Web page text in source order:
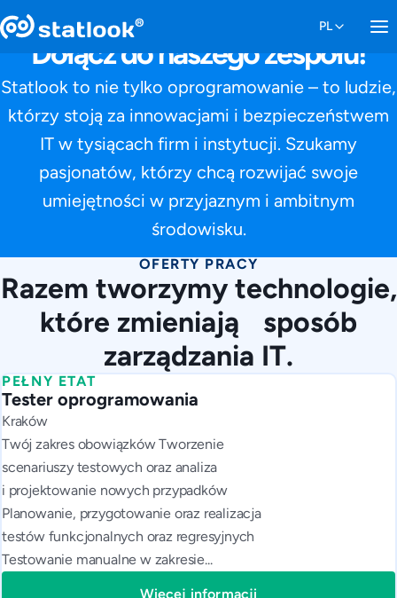
Dołącz do naszego zespołu!
Statlook to nie tylko oprogramowanie – to ludzie,
którzy stoją za innowacjami i bezpieczeństwem
IT w tysiącach firm i instytucji. Szukamy
pasjonatów, którzy chcą rozwijać swoje
umiejętności w przyjaznym i ambitnym
środowisku.
OFERTY PRACY
Razem tworzymy technologie,
które zmieniają sposób
zarządzania IT.
PEŁNY ETAT
Tester oprogramowania
Kraków
Twój zakres obowiązków Tworzenie
scenariuszy testowych oraz analiza
i projektowanie nowych przypadków
Planowanie, przygotowanie oraz realizacja
testów funkcjonalnych oraz regresyjnych
Testowanie manualne w zakresie...
Więcej informacji